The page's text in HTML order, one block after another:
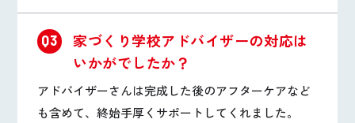
Q3
家づくり学校アドバイザーの対応は
いかがでしたか？
アドバイザーさんは完成した後のアフターケアなど
も含めて、終始手厚くサポートしてくれました。